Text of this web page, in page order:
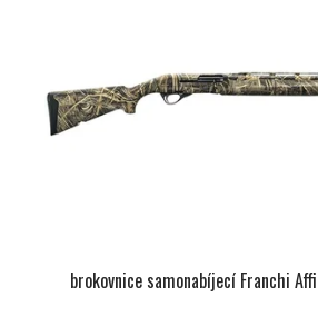
brokovnice samonabíjecí Franchi